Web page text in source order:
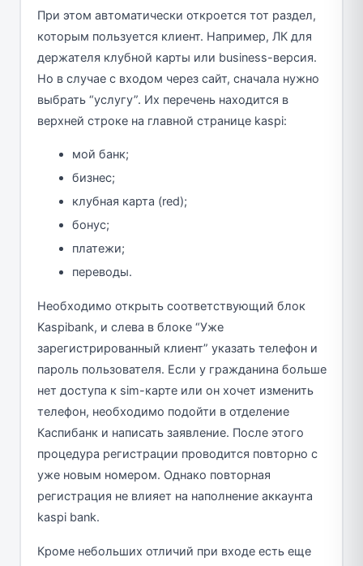
При этом автоматически откроется тот раздел,
которым пользуется клиент. Например, ЛК для
держателя клубной карты или business-версия.
Но в случае с входом через сайт, сначала нужно
выбрать “услугу”. Их перечень находится в
верхней строке на главной странице kaspi:
мой банк;
бизнес;
клубная карта (red);
бонус;
платежи;
переводы.
Необходимо открыть соответствующий блок
Kaspibank, и слева в блоке “Уже
зарегистрированный клиент” указать телефон и
пароль пользователя. Если у гражданина больше
нет доступа к sim-карте или он хочет изменить
телефон, необходимо подойти в отделение
Каспибанк и написать заявление. После этого
процедура регистрации проводится повторно с
уже новым номером. Однако повторная
регистрация не влияет на наполнение аккаунта
kaspi bank.
Кроме небольших отличий при входе есть еще